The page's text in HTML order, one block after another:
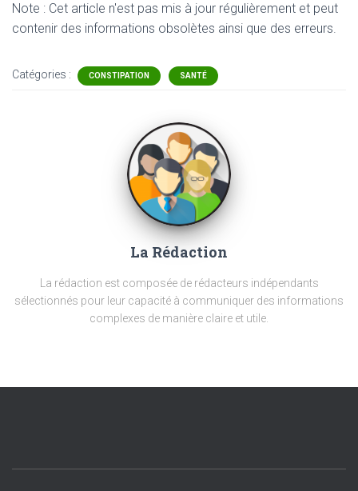
Note : Cet article n'est pas mis à jour régulièrement et peut
contenir des informations obsolètes ainsi que des erreurs.
Catégories : CONSTIPATION SANTÉ
La Rédaction
La rédaction est composée de rédacteurs indépendants
sélectionnés pour leur capacité à communiquer des informations
complexes de manière claire et utile.